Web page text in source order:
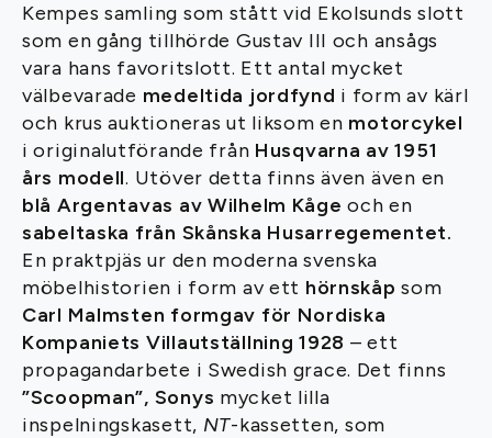
Kempes samling som stått vid Ekolsunds slott
som en gång tillhörde Gustav III och ansågs
vara hans favoritslott. Ett antal mycket
välbevarade medeltida jordfynd i form av kärl
och krus auktioneras ut liksom en motorcykel
i originalutförande från Husqvarna av 1951
års modell. Utöver detta finns även även en
blå Argentavas av Wilhelm Kågeoch en
sabeltaska från Skånska Husarregementet.
En praktpjäs ur den moderna svenska
möbelhistorien i form av ett hörnskåpsom
Carl Malmsten formgav för Nordiska
Kompaniets Villautställning 1928 – ett
propagandarbete i Swedish grace. Det finns
”Scoopman”, Sonys mycket lilla
inspelningskasett, NT-kassetten, som